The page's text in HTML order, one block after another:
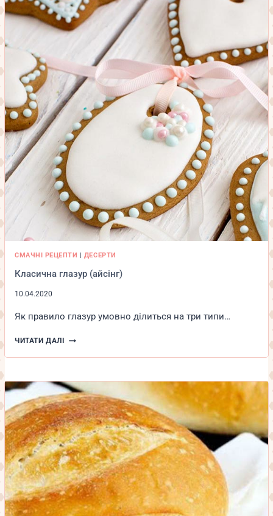
СМАЧНІ РЕЦЕПТИ | ДЕСЕРТИ
Класична глазур (айсінг)
10.04.2020
Як правило глазур умовно ділиться на три типи…
ЧИТАТИ ДАЛІ
КЛАСИЧНА